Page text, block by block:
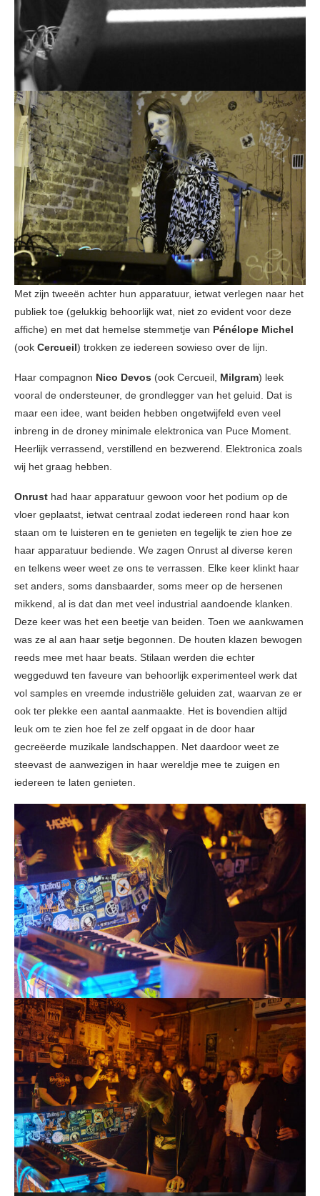
Met zijn tweeën achter hun apparatuur, ietwat verlegen naar het
publiek toe (gelukkig behoorlijk wat, niet zo evident voor deze
affiche) en met dat hemelse stemmetje van Pénélope Michel
(ook Cercueil) trokken ze iedereen sowieso over de lijn.
Haar compagnon Nico Devos (ook Cercueil, Milgram) leek
vooral de ondersteuner, de grondlegger van het geluid. Dat is
maar een idee, want beiden hebben ongetwijfeld even veel
inbreng in de droney minimale elektronica van Puce Moment.
Heerlijk verrassend, verstillend en bezwerend. Elektronica zoals
wij het graag hebben.
Onrust had haar apparatuur gewoon voor het podium op de
vloer geplaatst, ietwat centraal zodat iedereen rond haar kon
staan om te luisteren en te genieten en tegelijk te zien hoe ze
haar apparatuur bediende. We zagen Onrust al diverse keren
en telkens weer weet ze ons te verrassen. Elke keer klinkt haar
set anders, soms dansbaarder, soms meer op de hersenen
mikkend, al is dat dan met veel industrial aandoende klanken.
Deze keer was het een beetje van beiden. Toen we aankwamen
was ze al aan haar setje begonnen. De houten klazen bewogen
reeds mee met haar beats. Stilaan werden die echter
weggeduwd ten faveure van behoorlijk experimenteel werk dat
vol samples en vreemde industriële geluiden zat, waarvan ze er
ook ter plekke een aantal aanmaakte. Het is bovendien altijd
leuk om te zien hoe fel ze zelf opgaat in de door haar
gecreëerde muzikale landschappen. Net daardoor weet ze
steevast de aanwezigen in haar wereldje mee te zuigen en
iedereen te laten genieten.